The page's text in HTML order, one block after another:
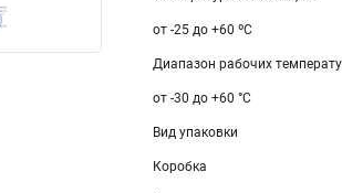
от -25 до +60 ºС
Диапазон рабочих
от -30 до +60 °С
Вид упаковки
Коробка